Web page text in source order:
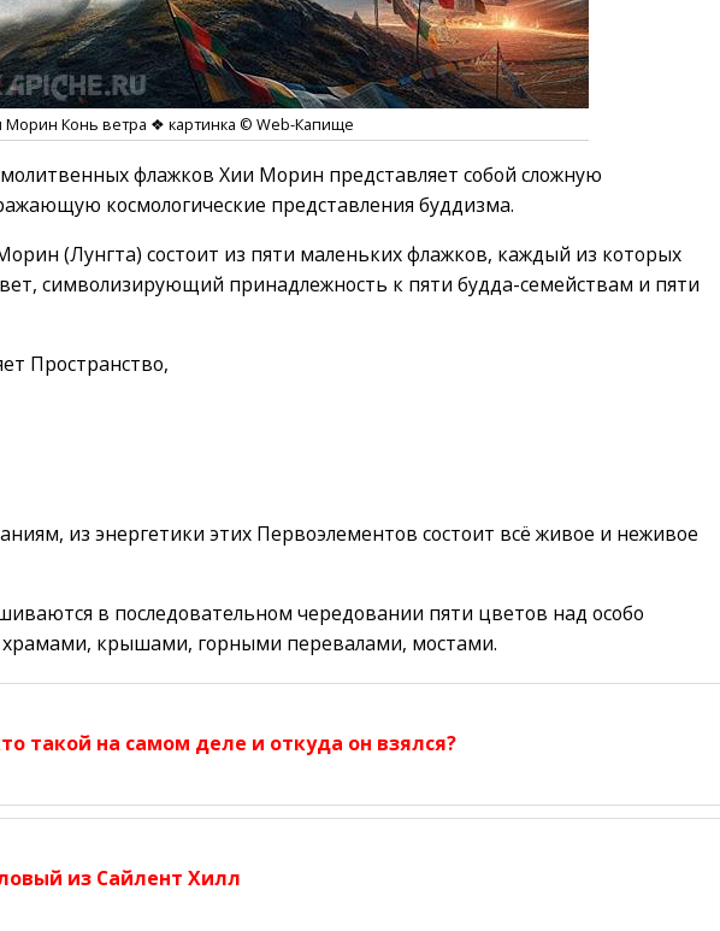
Морин Конь ветра ❖ картинка © Web-Капище
флажков Хии Морин представляет собой сложную
космологические представления буддизма.
(Лунгта) состоит из пяти маленьких флажков, каждый из которых
символизирующий принадлежность к пяти будда-семействам и пяти
Пространство,
из энергетики этих Первоэлементов состоит всё живое и неживое
в последовательном чередовании пяти цветов над особо
крышами, горными перевалами, мостами.
такой на самом деле и откуда он взялся?
из Сайлент Хилл